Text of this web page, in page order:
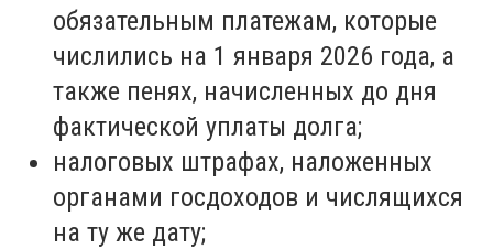
обязательным платежам, которые
числились на 1 января 2026 года, а
также пенях, начисленных до дня
фактической уплаты долга;
налоговых штрафах, наложенных
органами госдоходов и числящихся
на ту же дату;